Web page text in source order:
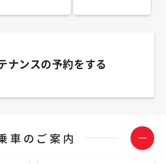
ナンスの予約をする